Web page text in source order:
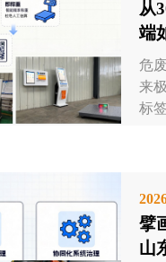
从
端
危
来
标
擘
山